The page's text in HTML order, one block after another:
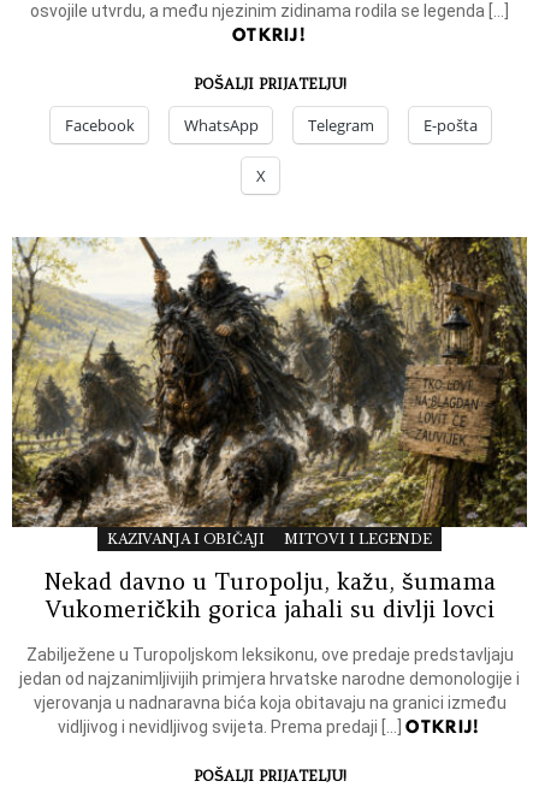
osvojile utvrdu, a među njezinim zidinama rodila se legenda […]
OTKRIJ!
POŠALJI PRIJATELJU!
Facebook WhatsApp Telegram E-pošta
X
KAZIVANJA I OBIČAJI MITOVI I LEGENDE
Nekad davno u Turopolju, kažu, šumama
Vukomeričkih gorica jahali su divlji lovci
Zabilježene u Turopoljskom leksikonu, ove predaje predstavljaju
jedan od najzanimljivijih primjera hrvatske narodne demonologije i
vjerovanja u nadnaravna bića koja obitavaju na granici između
vidljivog i nevidljivog svijeta. Prema predaji […]OTKRIJ!
POŠALJI PRIJATELJU!